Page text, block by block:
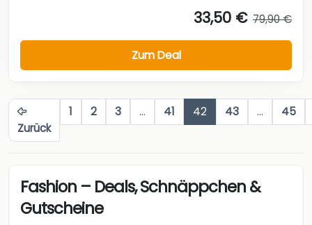
Zurück
Fashion – Deals, Schnäppchen &
Gutscheine
– die passende Kleidung ist in Bezug auf jeden
Anlass essentiell. Overdressed oder gar